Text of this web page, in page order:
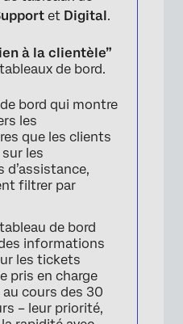
et Digital.
à la clientèle”
de bord.
bord qui montre
les
que les clients
les
d’assistance,
filtrer par
de bord
informations
les tickets
pris en charge
au cours des 30
– leur priorité,